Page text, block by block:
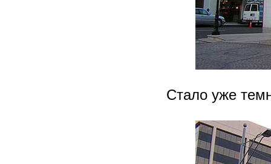
Стало уже